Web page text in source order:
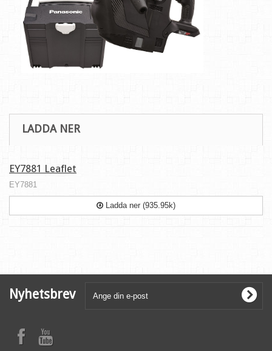
LADDA NER
EY7881 Leaflet
EY7881
Ladda ner (935.95k)
Nyhetsbrev